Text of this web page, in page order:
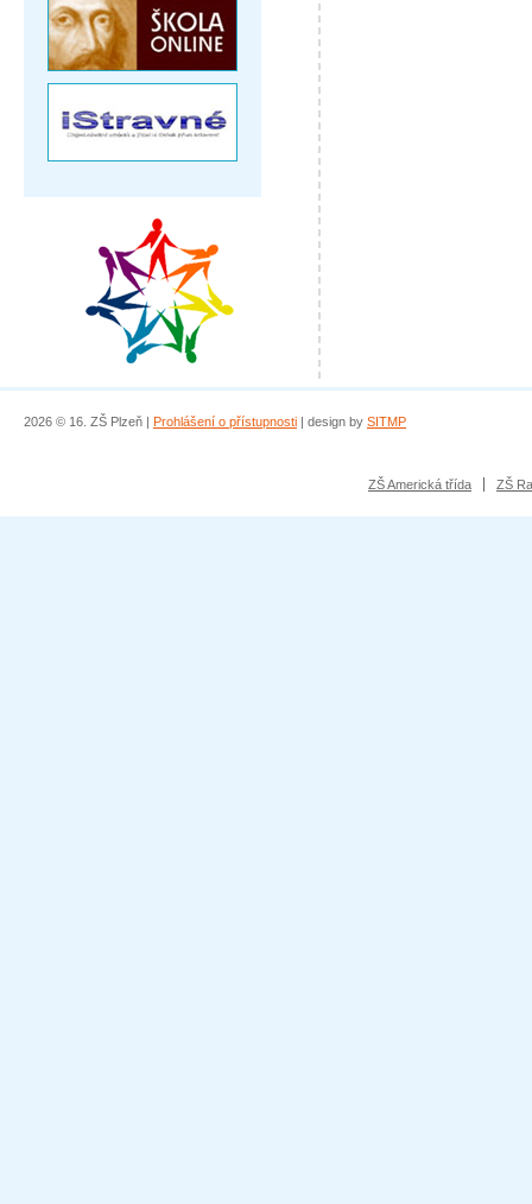
2026 © 16. ZŠ Plzeň | Prohlášení o přístupnosti | design by SITMP
ZŠ Americká třída ZŠ